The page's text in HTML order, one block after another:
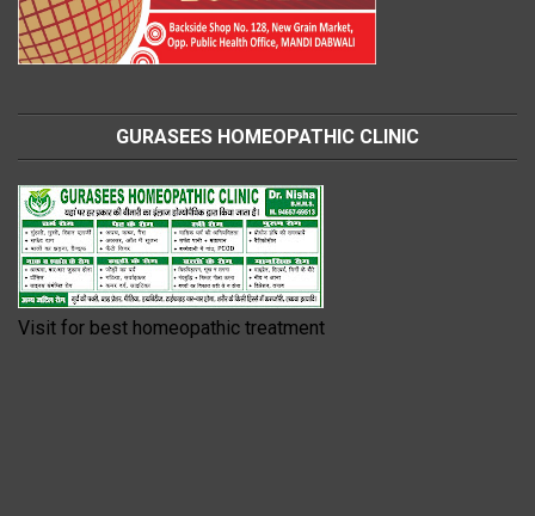
GURASEES HOMEOPATHIC CLINIC
Visit for best homeopathic treatment